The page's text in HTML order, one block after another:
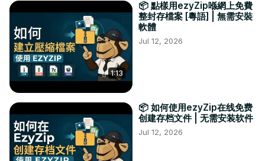
1:13
📦 點樣用ezyZip喺網上免費
整封存檔案 [粵語] | 無需安裝
軟體
Jul 12, 2026
📦 如何使用ezyZip在线免费
创建存档文件 | 无需安装软件
Jul 12, 2026